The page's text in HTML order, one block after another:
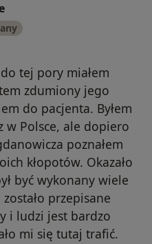
tej pory miałem
zdumiony jego
do pacjenta. Byłem
w Polsce, ale dopiero
poznałem
kłopotów. Okazało
być wykonany wiele
przepisane
i ludzi jest bardzo
mi się tutaj trafić.